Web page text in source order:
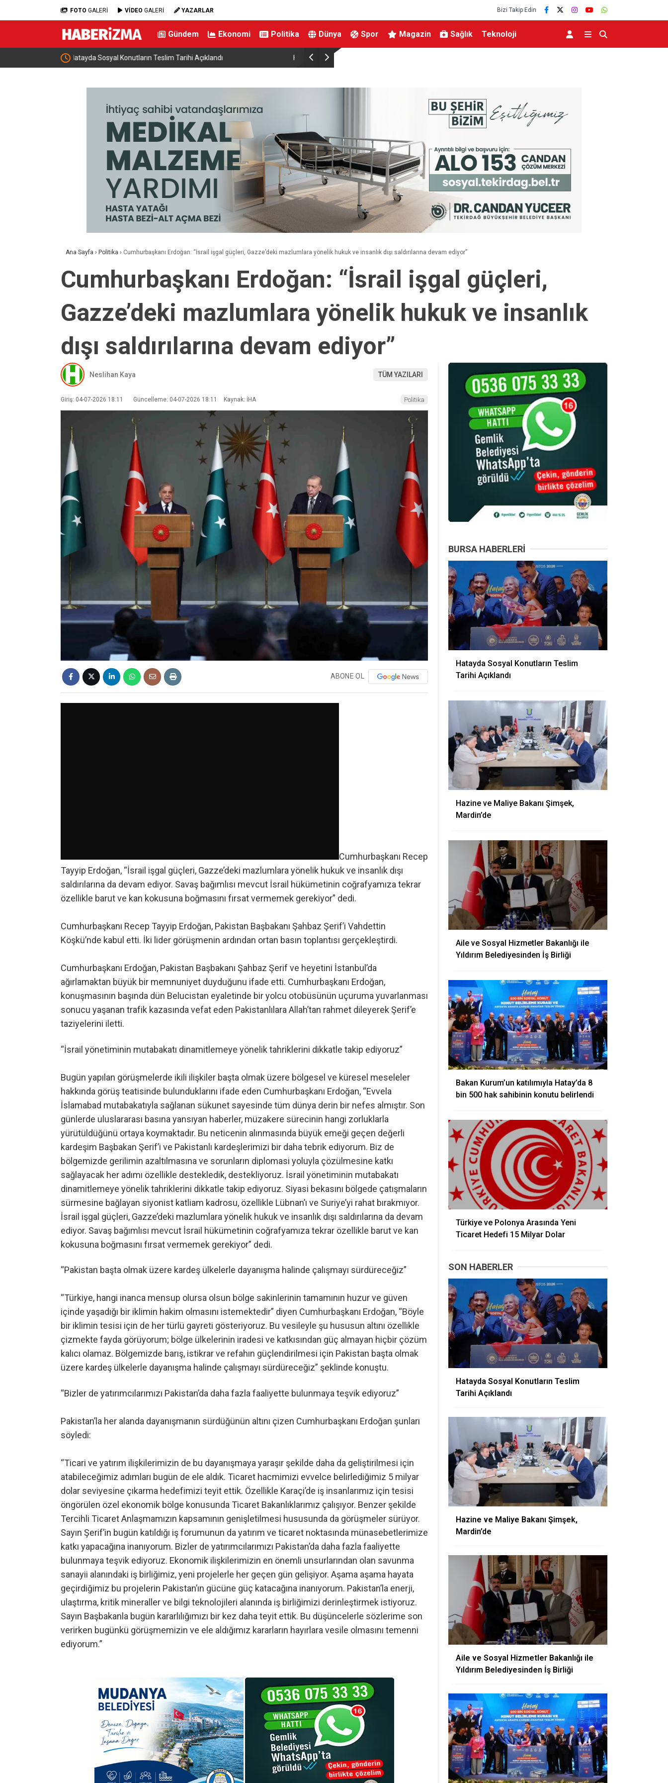
FOTO GALERİ VİDEO GALERİ YAZARLAR Bizi Takip Edin
Gündem Ekonomi Politika Dünya Spor Magazin Sağlık Teknoloji
Hazine ve Maliye Bakanı Şimşek, Mardin’de Aile ve Sosyal Hizmetler Bakanlığı ile Yıldırım Belediyesinden İş Birliği
Ana Sayfa › Politika › Cumhurbaşkanı Erdoğan: “İsrail işgal güçleri, Gazze’deki mazlumlara yönelik hukuk ve insanlık dışı saldırılarına devam ediyor”
Cumhurbaşkanı Erdoğan: “İsrail işgal güçleri,
Gazze’deki mazlumlara yönelik hukuk ve insanlık
dışı saldırılarına devam ediyor”
Neslihan Kaya TÜM YAZILARI
Giriş: 04-07-2026 18:11 Güncelleme: 04-07-2026 18:11 Kaynak: İHA Politika
ABONE OL
Cumhurbaşkanı Recep
Tayyip Erdoğan, “İsrail işgal güçleri, Gazze’deki mazlumlara yönelik hukuk ve insanlık dışı
saldırılarına da devam ediyor. Savaş bağımlısı mevcut İsrail hükümetinin coğrafyamıza tekrar
özellikle barut ve kan kokusuna boğmasını fırsat vermemek gerekiyor” dedi.
Cumhurbaşkanı Recep Tayyip Erdoğan, Pakistan Başbakanı Şahbaz Şerif’i Vahdettin
Köşkü’nde kabul etti. İki lider görüşmenin ardından ortan basın toplantısı gerçekleştirdi.
Cumhurbaşkanı Erdoğan, Pakistan Başbakanı Şahbaz Şerif ve heyetini İstanbul’da
ağırlamaktan büyük bir memnuniyet duyduğunu ifade etti. Cumhurbaşkanı Erdoğan,
konuşmasının başında dün Belucistan eyaletinde bir yolcu otobüsünün uçuruma yuvarlanması
sonucu yaşanan trafik kazasında vefat eden Pakistanlılara Allah’tan rahmet dileyerek Şerif’e
taziyelerini iletti.
“İsrail yönetiminin mutabakatı dinamitlemeye yönelik tahriklerini dikkatle takip ediyoruz”
Bugün yapılan görüşmelerde ikili ilişkiler başta olmak üzere bölgesel ve küresel meseleler
hakkında görüş teatisinde bulunduklarını ifade eden Cumhurbaşkanı Erdoğan, “Evvela
İslamabad mutabakatıyla sağlanan sükunet sayesinde tüm dünya derin bir nefes almıştır. Son
günlerde uluslararası basına yansıyan haberler, müzakere sürecinin hangi zorluklarla
yürütüldüğünü ortaya koymaktadır. Bu neticenin alınmasında büyük emeği geçen değerli
kardeşim Başbakan Şerif’i ve Pakistanlı kardeşlerimizi bir daha tebrik ediyorum. Biz de
bölgemizde gerilimin azaltılmasına ve sorunların diplomasi yoluyla çözülmesine katkı
sağlayacak her adımı özellikle destekledik, destekliyoruz. İsrail yönetiminin mutabakatı
dinamitlemeye yönelik tahriklerini dikkatle takip ediyoruz. Siyasi bekasını bölgede çatışmaların
sürmesine bağlayan siyonist katliam kadrosu, özellikle Lübnan’ı ve Suriye’yi rahat bırakmıyor.
İsrail işgal güçleri, Gazze’deki mazlumlara yönelik hukuk ve insanlık dışı saldırılarına da devam
ediyor. Savaş bağımlısı mevcut İsrail hükümetinin coğrafyamıza tekrar özellikle barut ve kan
kokusuna boğmasını fırsat vermemek gerekiyor” dedi.
“Pakistan başta olmak üzere kardeş ülkelerle dayanışma halinde çalışmayı sürdüreceğiz”
“Türkiye, hangi inanca mensup olursa olsun bölge sakinlerinin tamamının huzur ve güven
içinde yaşadığı bir iklimin hakim olmasını istemektedir” diyen Cumhurbaşkanı Erdoğan, “Böyle
bir iklimin tesisi için de her türlü gayreti gösteriyoruz. Bu vesileyle şu hususun altını özellikle
çizmekte fayda görüyorum; bölge ülkelerinin iradesi ve katkısından güç almayan hiçbir çözüm
kalıcı olamaz. Bölgemizde barış, istikrar ve refahın güçlendirilmesi için Pakistan başta olmak
üzere kardeş ülkelerle dayanışma halinde çalışmayı sürdüreceğiz” şeklinde konuştu.
“Bizler de yatırımcılarımızı Pakistan’da daha fazla faaliyette bulunmaya teşvik ediyoruz”
Pakistan’la her alanda dayanışmanın sürdüğünün altını çizen Cumhurbaşkanı Erdoğan şunları
söyledi:
“Ticari ve yatırım ilişkilerimizin de bu dayanışmaya yaraşır şekilde daha da geliştirilmesi için
atabileceğimiz adımları bugün de ele aldık. Ticaret hacmimizi evvelce belirlediğimiz 5 milyar
dolar seviyesine çıkarma hedefimizi teyit ettik. Özellikle Karaçi’de iş insanlarımız için tesisi
öngörülen özel ekonomik bölge konusunda Ticaret Bakanlıklarımız çalışıyor. Benzer şekilde
Tercihli Ticaret Anlaşmamızın kapsamının genişletilmesi hususunda da görüşmeler sürüyor.
Sayın Şerif’in bugün katıldığı iş forumunun da yatırım ve ticaret noktasında münasebetlerimize
katkı yapacağına inanıyorum. Bizler de yatırımcılarımızı Pakistan’da daha fazla faaliyette
bulunmaya teşvik ediyoruz. Ekonomik ilişkilerimizin en önemli unsurlarından olan savunma
sanayii alanındaki iş birliğimiz, yeni projelerle her geçen gün gelişiyor. Aşama aşama hayata
geçirdiğimiz bu projelerin Pakistan’ın gücüne güç katacağına inanıyorum. Pakistan’la enerji,
ulaştırma, kritik mineraller ve bilgi teknolojileri alanında iş birliğimizi derinleştirmek istiyoruz.
Sayın Başbakanla bugün kararlılığımızı bir kez daha teyit ettik. Bu düşüncelerle sözlerime son
verirken bugünkü görüşmemizin ve ele aldığımız kararların hayırlara vesile olmasını temenni
ediyorum.”
BURSA HABERLERI
Hatayda Sosyal Konutların Teslim
Tarihi Açıklandı
Hazine ve Maliye Bakanı Şimşek,
Mardin’de
Aile ve Sosyal Hizmetler Bakanlığı ile
Yıldırım Belediyesinden İş Birliği
Bakan Kurum’un katılımıyla Hatay’da 8
bin 500 hak sahibinin konutu belirlendi
Türkiye ve Polonya Arasında Yeni
Ticaret Hedefi 15 Milyar Dolar
SON HABERLER
Hatayda Sosyal Konutların Teslim
Tarihi Açıklandı
Hazine ve Maliye Bakanı Şimşek,
Mardin’de
Aile ve Sosyal Hizmetler Bakanlığı ile
Yıldırım Belediyesinden İş Birliği